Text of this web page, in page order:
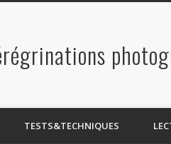
TESTS&TECHNIQUES